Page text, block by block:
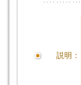
説明：